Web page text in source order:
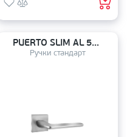
PUERTO SLIM AL 555-03 SSC
Ручки стандарт